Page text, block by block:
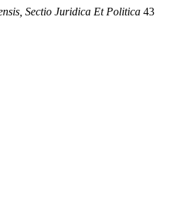
Sectio Juridica Et Politica 43